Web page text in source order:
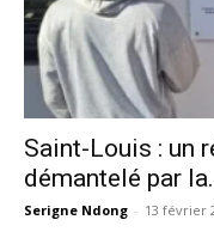
Saint-Louis : un
démantelé par
Serigne Ndong - 13 février